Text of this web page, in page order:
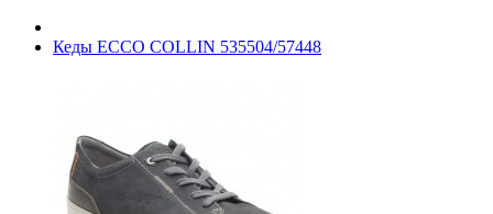
Кеды ECCO COLLIN 535504/57448